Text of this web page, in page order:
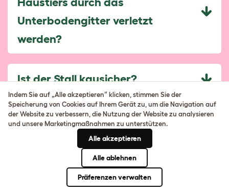
Unterbodengitter verletzt
werden?
Ist der Stall kausicher?
Kann ich den Stall auch ohne
Auslauf kaufen?
Wofür sind die
Indem Sie auf „Alle akzeptieren“ klicken, stimmen Sie der
Speicherung von Cookies auf Ihrem Gerät zu, um die Navigation auf
der Website zu verbessern, die Nutzung der Website zu analysieren
und unsere Marketingmaßnahmen zu unterstützen.
Alle akzeptieren
Alle ablehnen
Präferenzen verwalten